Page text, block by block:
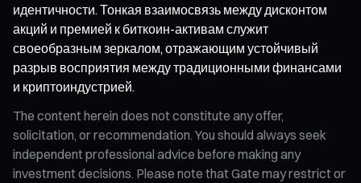
идентичности. Тонкая взаимосвязь между дисконтом
акций и премией к биткоин-активам служит
своеобразным зеркалом, отражающим устойчивый
разрыв восприятия между традиционными финансами
и криптоиндустрией.
The content herein does not constitute any offer,
solicitation, or recommendation. You should always seek
independent professional advice before making any
investment decisions. Please note that Gate may restrict or